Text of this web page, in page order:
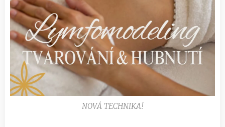
NOVÁ TECHNIKA!